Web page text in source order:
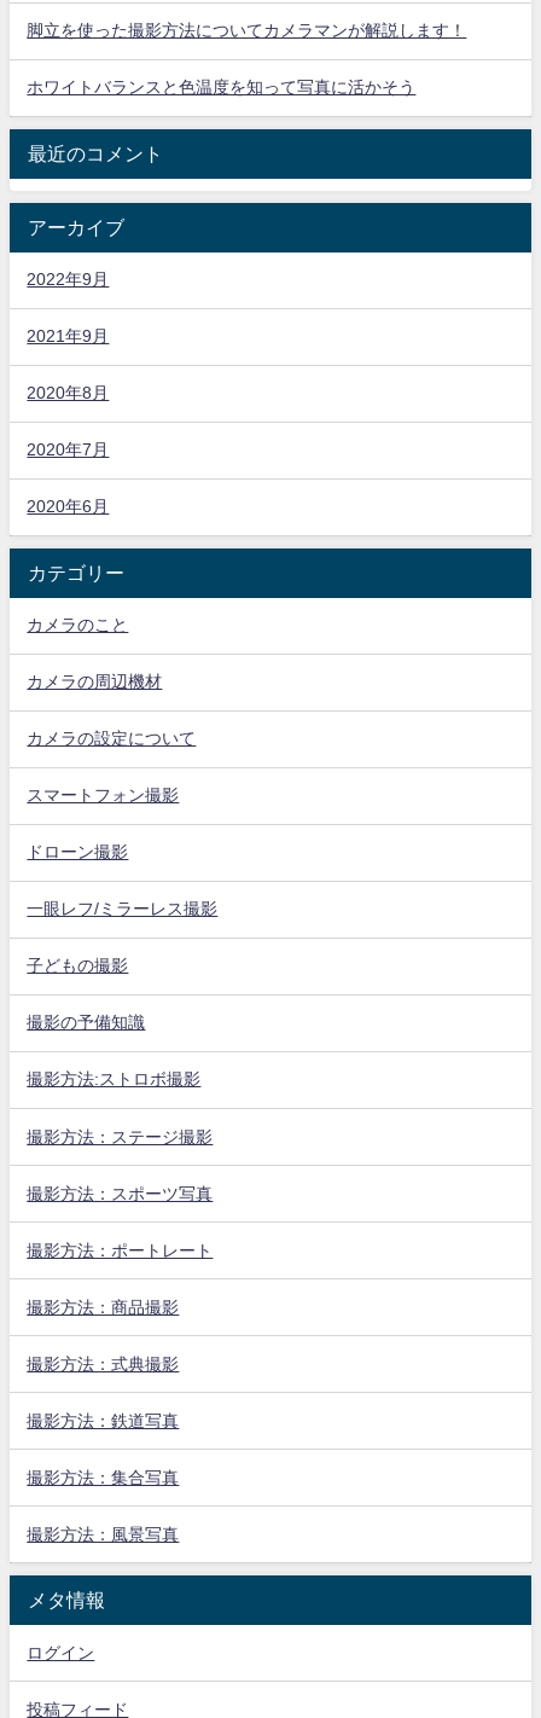
脚立を使った撮影方法についてカメラマンが解説します！
ホワイトバランスと色温度を知って写真に活かそう
最近のコメント
アーカイブ
2022年9月
2021年9月
2020年8月
2020年7月
2020年6月
カテゴリー
カメラのこと
カメラの周辺機材
カメラの設定について
スマートフォン撮影
ドローン撮影
一眼レフ/ミラーレス撮影
子どもの撮影
撮影の予備知識
撮影方法:ストロボ撮影
撮影方法：ステージ撮影
撮影方法：スポーツ写真
撮影方法：ポートレート
撮影方法：商品撮影
撮影方法：式典撮影
撮影方法：鉄道写真
撮影方法：集合写真
撮影方法：風景写真
メタ情報
ログイン
投稿フィード